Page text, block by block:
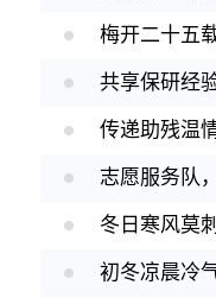
梅开二十五
共享保研经
传递助残温
志愿服务队
冬日寒风莫
初冬凉晨冷